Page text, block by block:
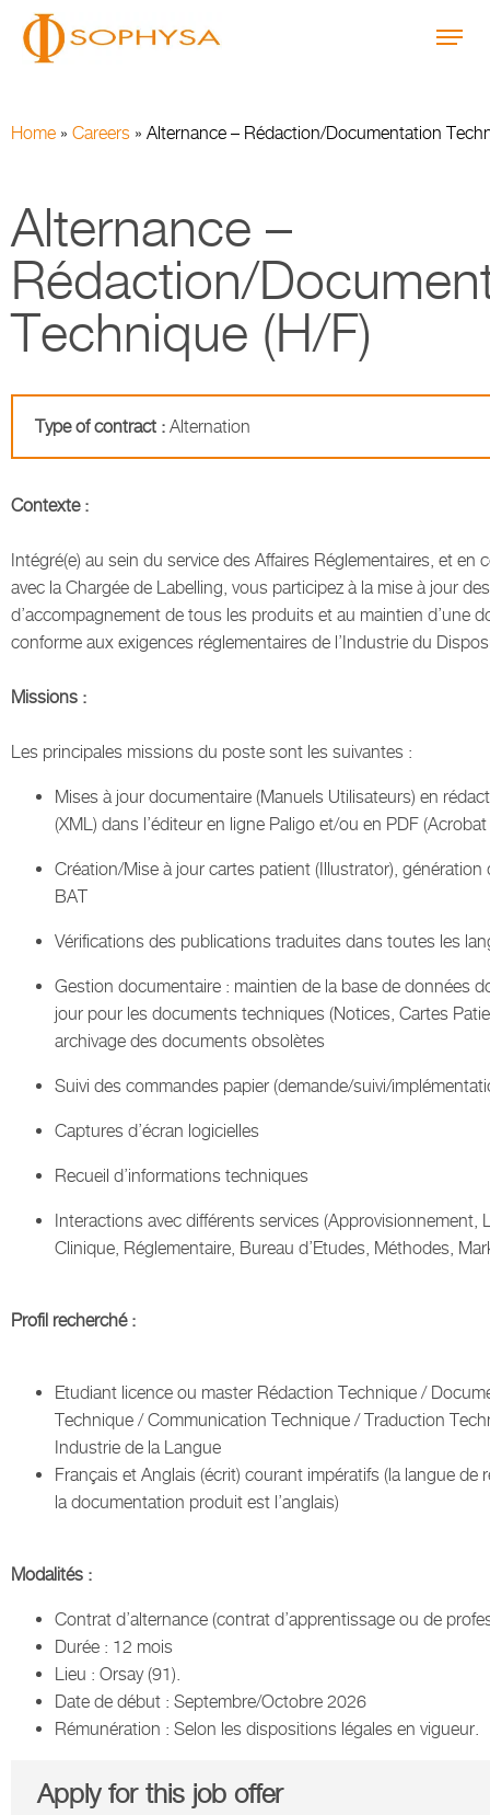
Home » Careers » Alternance – Rédaction/Documentation
Alternance –
Rédaction/
Technique (H/F)
Type of contract : Alternation
Contexte :
Intégré(e) au sein du service des Affaires Réglementaires, et en
avec la Chargée de Labelling, vous participez à la mise à jour
d’accompagnement de tous les produits et au maintien d’une
conforme aux exigences réglementaires de l’Industrie du
Missions :
Les principales missions du poste sont les suivantes :
Mises à jour documentaire (Manuels Utilisateurs) en
(XML) dans l’éditeur en ligne Paligo et/ou en PDF
Création/Mise à jour cartes patient (Illustrator), génération
BAT
Vérifications des publications traduites dans toutes les
Gestion documentaire : maintien de la base de données
jour pour les documents techniques (Notices, Cartes
archivage des documents obsolètes
Suivi des commandes papier (demande/suivi/
Captures d’écran logicielles
Recueil d’informations techniques
Interactions avec différents services (Approvisionnement,
Clinique, Réglementaire, Bureau d’Etudes, Méthodes,
Profil recherché :
Etudiant licence ou master Rédaction Technique /
Technique / Communication Technique / Traduction
Industrie de la Langue
Français et Anglais (écrit) courant impératifs (la langue de
la documentation produit est l’anglais)
Modalités :
Contrat d’alternance (contrat d’apprentissage ou de
Durée : 12 mois
Lieu : Orsay (91).
Date de début : Septembre/Octobre 2026
Rémunération : Selon les dispositions légales en vigueur.
Apply for this job offer